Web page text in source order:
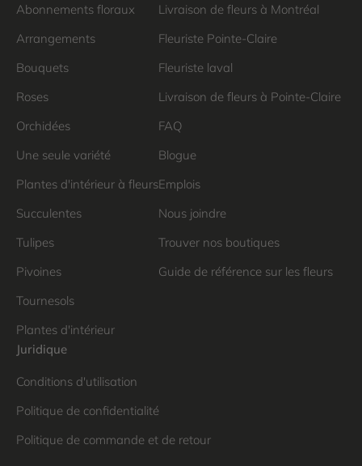
Abonnements floraux
Arrangements
Bouquets
Roses
Orchidées
Une seule variété
Plantes d'intérieur à fleurs
Succulentes
Tulipes
Pivoines
Tournesols
Plantes d'intérieur
Livraison de fleurs à Montréal
Fleuriste Pointe-Claire
Fleuriste laval
Livraison de fleurs à Pointe-Claire
FAQ
Blogue
Emplois
Nous joindre
Trouver nos boutiques
Guide de référence sur les fleurs
Juridique
Conditions d'utilisation
Politique de confidentialité
Politique de commande et de retour